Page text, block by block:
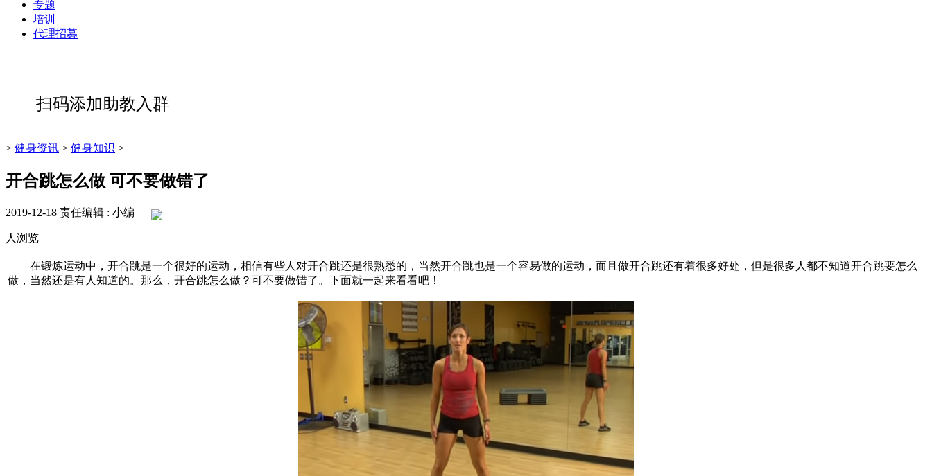
专题
培训
代理招募
扫码添加助教入群
> 健身资讯 > 健身知识 >
开合跳怎么做 可不要做错了
2019-12-18 责任编辑 : 小编
人浏览
在锻炼运动中，开合跳是一个很好的运动，相信有些人对开合跳还是很熟悉的，当然开合跳也是一个容易做的运动，而且做开合跳还有着很多好处，但是很多人都不知道开合跳要怎么
做，当然还是有人知道的。那么，开合跳怎么做？可不要做错了。下面就一起来看看吧！